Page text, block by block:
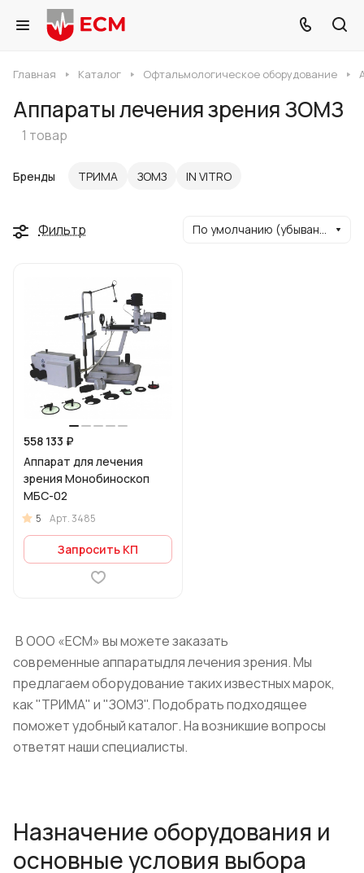
Главная Каталог Офтальмологическое оборудование
Аппараты лечения зрения ЗОМЗ
1 товар
Бренды ТРИМА ЗОМЗ IN VITRO
Фильтр По умолчанию (убывание)
558 133 ₽
Аппарат для лечения
зрения Монобиноскоп
МБС-02
5 Арт.3485
Запросить КП
В ООО «ЕСМ» вы можете заказать
современные аппаратыдля лечения зрения. Мы
предлагаем оборудование таких известных марок,
как "ТРИМА" и "ЗОМЗ". Подобрать подходящее
поможет удобный каталог. На возникшие вопросы
ответят наши специалисты.
Назначение оборудования и
основные условия выбора